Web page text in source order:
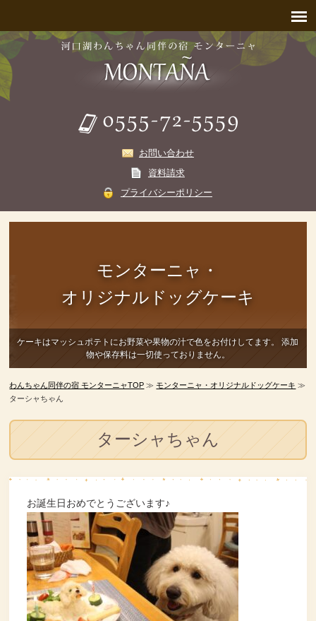
お問い合わせ
資料請求
プライバシーポリシー
モンターニャ・
オリジナルドッグケーキ
ケーキはマッシュポテトにお野菜や果物の汁で色をお付けしてます。
添加
物や保存料は一切使っておりません。
わんちゃん同伴の宿 モンターニャTOP ≫モンターニャ・オリジナルドッグケーキ ≫
ターシャちゃん
ターシャちゃん
お誕生日おめでとうございます♪